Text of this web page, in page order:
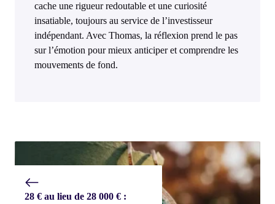
cache une rigueur redoutable et une curiosité
insatiable, toujours au service de l’investisseur
indépendant. Avec Thomas, la réflexion prend le pas
sur l’émotion pour mieux anticiper et comprendre les
mouvements de fond.
28 € au lieu de 28 000 € :